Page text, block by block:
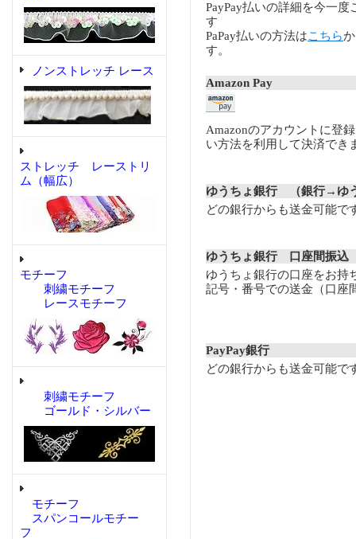
ノンストレッチ レース
ストレッチ レーストリ
ム（幅広）
モチーフ
刺繍モチーフ
レースモチーフ
刺繍モチーフ
ゴールド・シルバー
モチーフ
スパンコールモチー
フ
PayPay払いの詳細を今一度
す
PaPay払いの方法はこちら
す。
Amazon Pay
Amazonのアカウントに登
い方法を利用して決済でき
ゆうちょ銀行 （銀行→ゆ
どの銀行からも送金可能で
ゆうちょ銀行 口座間振込
ゆうちょ銀行の口座をお持
記号・番号での送金（口座
PayPay銀行
どの銀行からも送金可能で